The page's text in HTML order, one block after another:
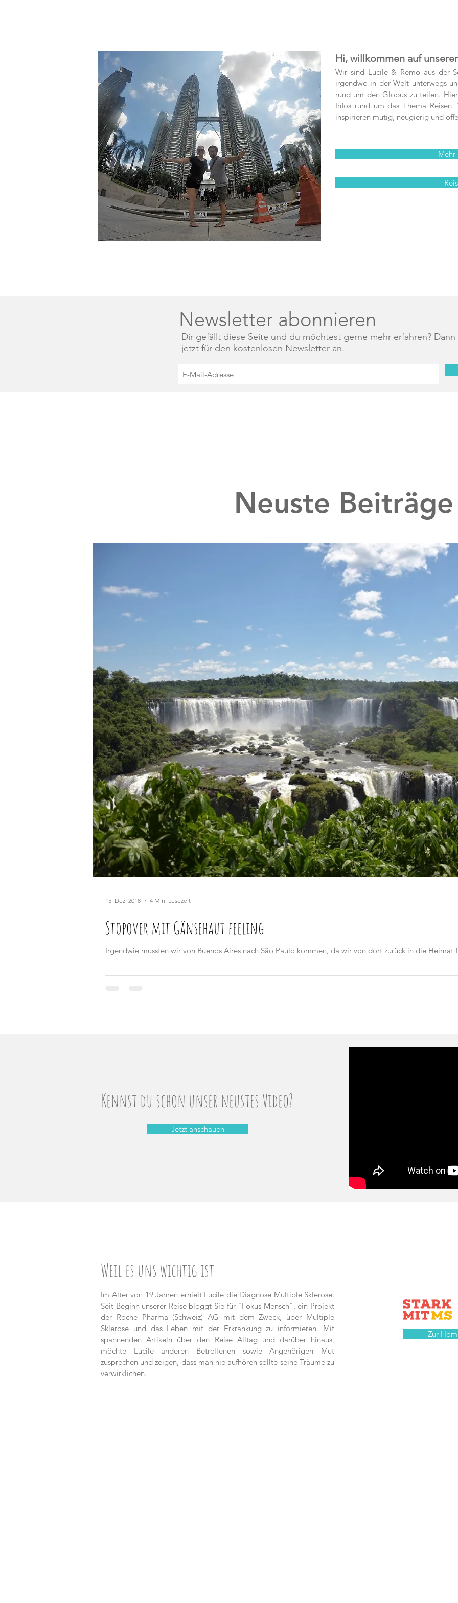
Hi, willkommen auf
Wir sind Lucile & Remo aus der
irgendwo in der Welt unterwegs
rund um den Globus zu teilen.
Infos rund um das Thema
inspirieren mutig, neugierig und
Mehr
Newsletter abonnieren
Dir gefällt diese Seite und du möchtest gerne mehr erfahren?
jetzt für den kostenlosen Newsletter an.
Neuste Beiträge
Stopover mit Gänsehaut feeling
Irgendwie mussten wir von Buenos Aires nach São Paulo kommen, da wir von dort zurück in die Heimat
15. Dez. 2018 4 Min. Lesezeit
Kennst du schon unser neustes Video?
Jetzt anschauen
Weil es uns wichtig ist
Im Alter von 19 Jahren erhielt Lucile die Diagnose Multiple Sklerose.
Seit Beginn unserer Reise bloggt Sie für "Fokus Mensch", ein Projekt
der Roche Pharma (Schweiz) AG mit dem Zweck, über Multiple
Sklerose und das Leben mit der Erkrankung zu informieren. Mit
spannenden Artikeln über den Reise Alltag und darüber hinaus,
möchte Lucile anderen Betroffenen sowie Angehörigen Mut
zusprechen und zeigen, dass man nie aufhören sollte seine Träume zu
verwirklichen.
Zur